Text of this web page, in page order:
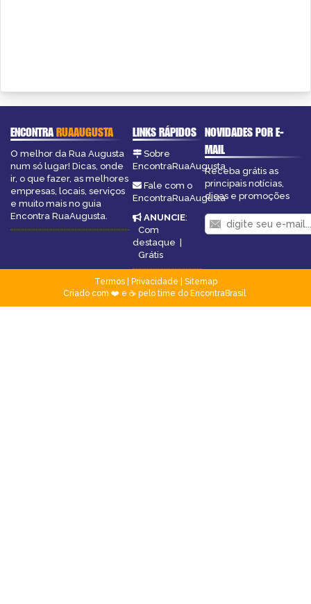
ENCONTRARUAAUGUSTA
O melhor da Rua Augusta
num só lugar! Dicas, onde
ir, o que fazer, as melhores
empresas, locais, serviços
e muito mais no guia
Encontra RuaAugusta.
LINKS RÁPIDOS
Sobre
EncontraRuaAugusta
Fale com o
EncontraRuaAugusta
ANUNCIE:
Com
destaque |
Grátis
NOVIDADES POR E-
MAIL
Receba grátis as
principais notícias,
dicas e promoções
Termos| Privacidade
Sitemap
Criado com ❤️ e ☕ pelo time do EncontraBrasil